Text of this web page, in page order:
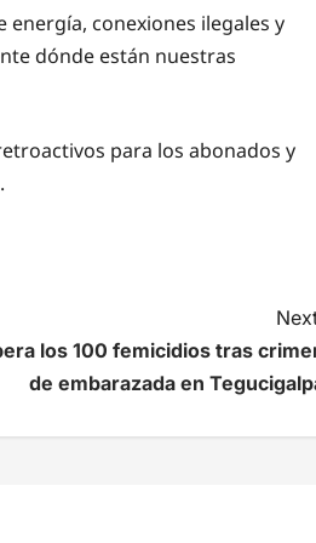
conexiones ilegales y
dónde están nuestras
para los abonados y
los 100 femicidios tras
de embarazada en